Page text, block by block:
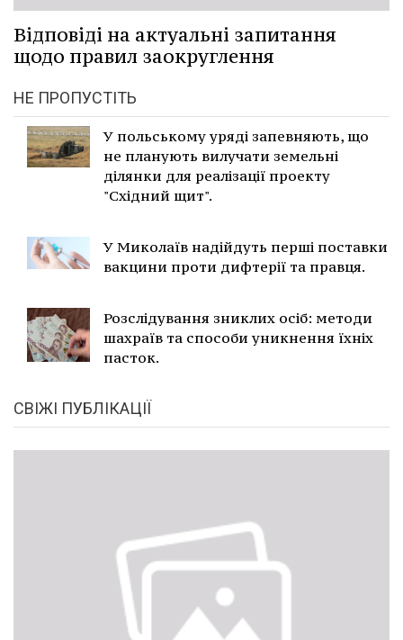
Відповіді на актуальні запитання
щодо правил заокруглення
НЕ ПРОПУСТІТЬ
У польському уряді запевняють, що
не планують вилучати земельні
ділянки для реалізації проекту
"Східний щит".
У Миколаїв надійдуть перші поставки
вакцини проти дифтерії та правця.
Розслідування зниклих осіб: методи
шахраїв та способи уникнення їхніх
пасток.
СВІЖІ ПУБЛІКАЦІЇ